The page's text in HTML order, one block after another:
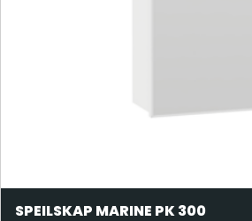
SPEILSKAP MARINE PK 300